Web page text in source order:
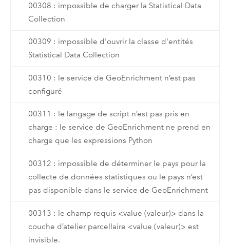
00308 : impossible de charger la Statistical Data
Collection
00309 : impossible d'ouvrir la classe d'entités
Statistical Data Collection
00310 : le service de GeoEnrichment n’est pas
configuré
00311 : le langage de script n’est pas pris en
charge : le service de GeoEnrichment ne prend en
charge que les expressions Python
00312 : impossible de déterminer le pays pour la
collecte de données statistiques ou le pays n’est
pas disponible dans le service de GeoEnrichment
00313 : le champ requis <value (valeur)> dans la
couche d’atelier parcellaire <value (valeur)> est
invisible.